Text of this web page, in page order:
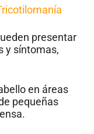
presentar
y síntomas,
en áreas
pequeñas